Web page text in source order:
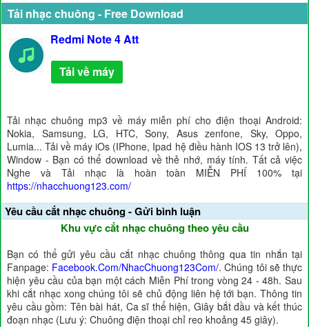
Tải nhạc chuông - Free Download
Redmi Note 4 Att
Tải về máy
Tải nhạc chuông mp3 về máy miễn phí cho điện thoại Android:
Nokia, Samsung, LG, HTC, Sony, Asus zenfone, Sky, Oppo,
Lumia... Tải về máy iOs (IPhone, Ipad hệ điều hành IOS 13 trở lên),
Window - Bạn có thể download về thẻ nhớ, máy tính. Tất cả việc
Nghe và Tải nhạc là hoàn toàn MIỄN PHÍ 100% tại
https://nhacchuong123.com/
Yêu cầu cắt nhạc chuông - Gửi bình luận
Khu vực cắt nhạc chuông theo yêu cầu
Bạn có thể gửi yêu cầu cắt nhạc chuông thông qua tin nhắn tại
Fanpage: Facebook.Com/NhacChuong123Com/. Chúng tôi sẽ thực
hiện yêu cầu của bạn một cách Miễn Phí trong vòng 24 - 48h. Sau
khi cắt nhạc xong chúng tôi sẽ chủ động liên hệ tới bạn. Thông tin
yêu cầu gồm: Tên bài hát, Ca sĩ thể hiện, Giây bắt đầu và kết thúc
đoạn nhạc (Lưu ý: Chuông điện thoại chỉ reo khoảng 45 giây).